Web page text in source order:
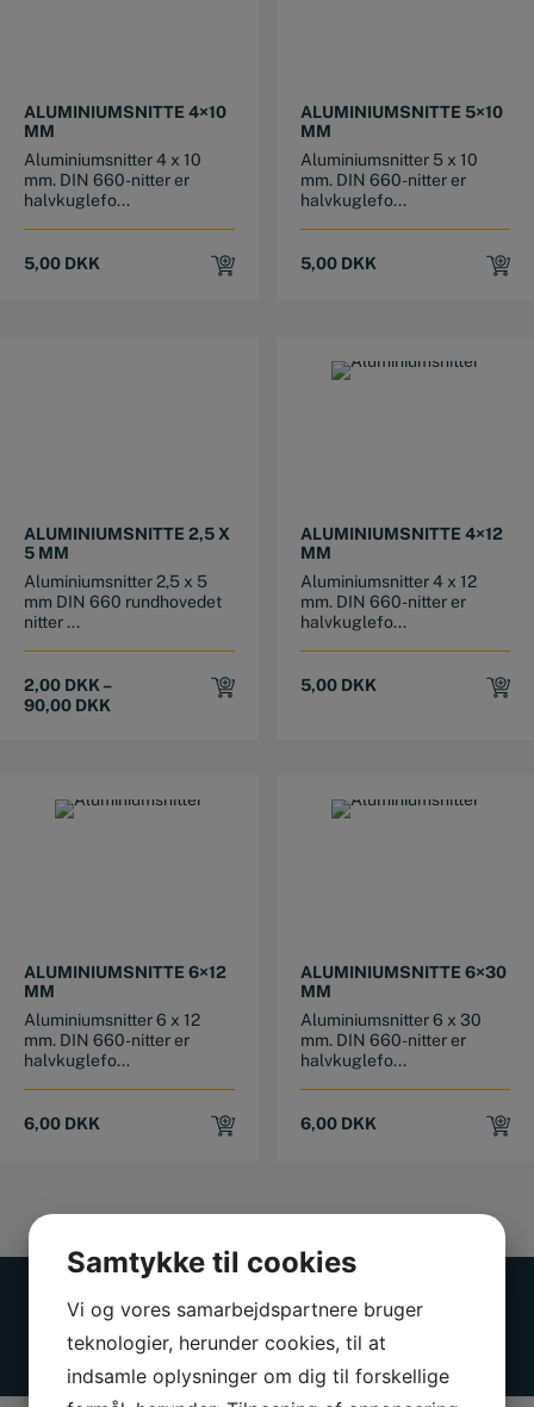
ALUMINIUMSNITTE 4×10
MM
Aluminiumsnitter 4 x 10
mm. DIN 660-nitter er
halvkuglefo...
5,00 DKK
ALUMINIUMSNITTE 5×10
MM
Aluminiumsnitter 5 x 10
mm. DIN 660-nitter er
halvkuglefo...
5,00 DKK
ALUMINIUMSNITTE 2,5 X
5 MM
Aluminiumsnitter 2,5 x 5
mm DIN 660 rundhovedet
nitter ...
2,00 DKK –
90,00 DKK
ALUMINIUMSNITTE 4×12
MM
Aluminiumsnitter 4 x 12
mm. DIN 660-nitter er
halvkuglefo...
5,00 DKK
ALUMINIUMSNITTE 6×12
MM
Aluminiumsnitter 6 x 12
mm. DIN 660-nitter er
halvkuglefo...
6,00 DKK
ALUMINIUMSNITTE 6×30
MM
Aluminiumsnitter 6 x 30
mm. DIN 660-nitter er
halvkuglefo...
6,00 DKK
Samtykke til cookies
Vi og vores samarbejdspartnere bruger
teknologier, herunder cookies, til at
indsamle oplysninger om dig til forskellige